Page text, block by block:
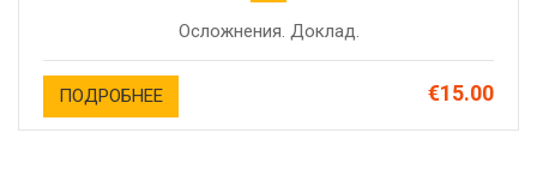
Осложнения. Доклад.
ПОДРОБНЕЕ €15.00